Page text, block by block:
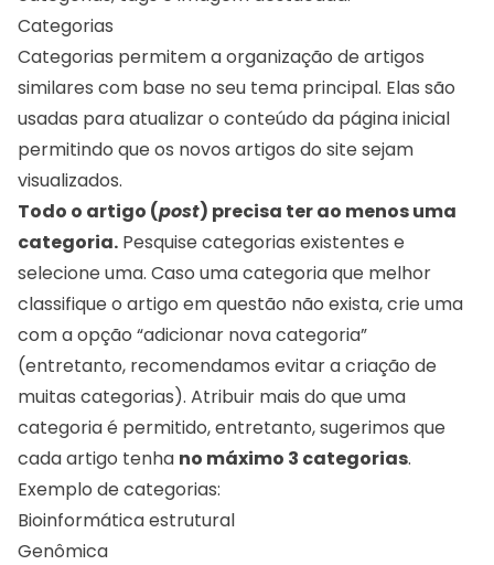
Categorias
Categorias permitem a organização de artigos
similares com base no seu tema principal. Elas são
usadas para atualizar o conteúdo da página inicial
permitindo que os novos artigos do site sejam
visualizados.
Todo o artigo (post) precisa ter ao menos uma
categoria. Pesquise categorias existentes e
selecione uma. Caso uma categoria que melhor
classifique o artigo em questão não exista, crie uma
com a opção “adicionar nova categoria”
(entretanto, recomendamos evitar a criação de
muitas categorias). Atribuir mais do que uma
categoria é permitido, entretanto, sugerimos que
cada artigo tenha no máximo 3 categorias.
Exemplo de categorias:
Bioinformática estrutural
Genômica